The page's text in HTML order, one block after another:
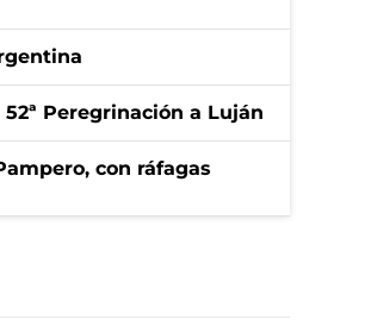
Peregrinación a Luján
con ráfagas